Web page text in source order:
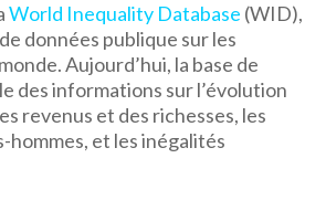
World Inequality Database (WID),
données publique sur les
Aujourd’hui, la base de
des informations sur l’évolution
revenus et des richesses, les
hommes, et les inégalités